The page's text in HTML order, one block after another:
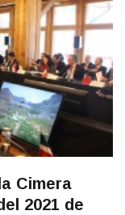
Cimera
2021 de